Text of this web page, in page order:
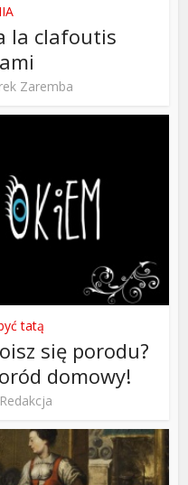
la clafoutis
Zaremba
tatą
się porodu?
domowy!
Redakcja